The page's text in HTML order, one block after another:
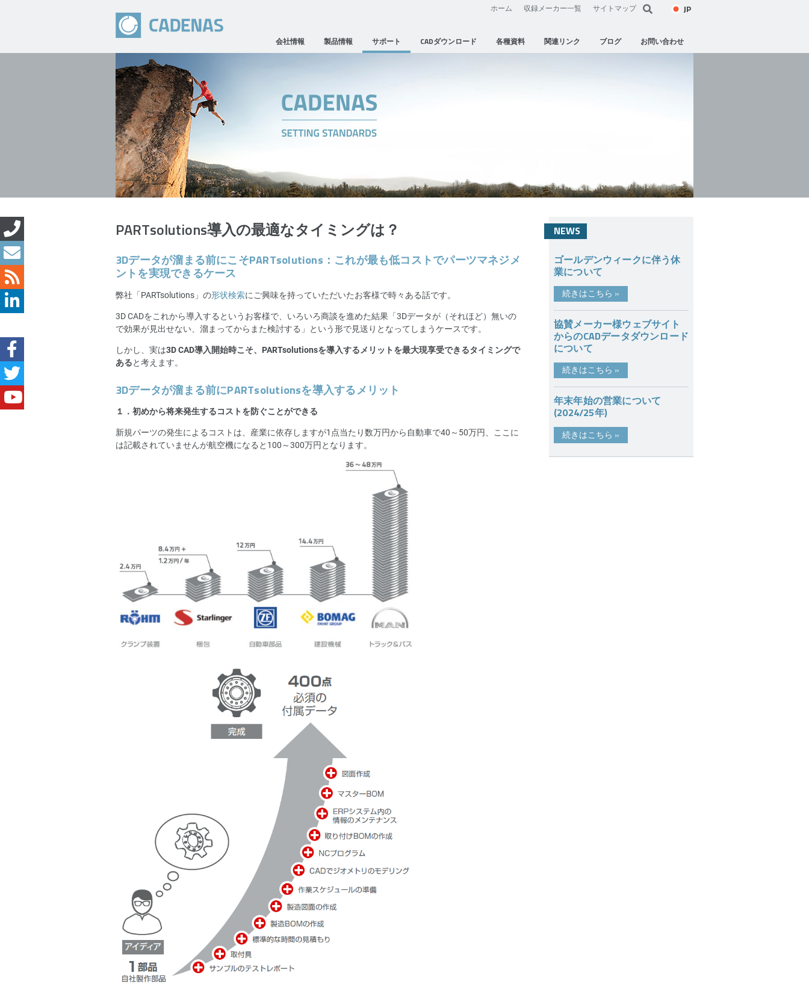
ホーム 収録メーカー一覧 サイトマップ JP
会社情報 製品情報 サポート CADダウンロード 各種資料 関連リンク ブログ お問い合わせ
PARTsolutions導入の最適なタイミングは？
3Dデータが溜まる前にこそPARTsolutions：これが最も低コストでパーツマネジメ
ントを実現できるケース
弊社「PARTsolutions」の形状検索にご興味を持っていただいたお客様で時々ある話です。
3D CADをこれから導入するというお客様で、いろいろ商談を進めた結果「3Dデータが（それほど）無いの
で効果が見出せない、溜まってからまた検討する」という形で見送りとなってしまうケースです。
しかし、実は3D CAD導入開始時こそ、PARTsolutionsを導入するメリットを最大現享受できるタイミングで
あると考えます。
3Dデータが溜まる前にPARTsolutionsを導入するメリット
１．初めから将来発生するコストを防ぐことができる
新規パーツの発生によるコストは、産業に依存しますが1点当たり数万円から自動車で40～50万円、ここに
は記載されていませんが航空機になると100～300万円となります。
NEWS
ゴールデンウィークに伴う休
業について
続きはこちら »
協賛メーカー様ウェブサイト
からのCADデータダウンロード
について
続きはこちら »
年末年始の営業について
(2024/25年)
続きはこちら »